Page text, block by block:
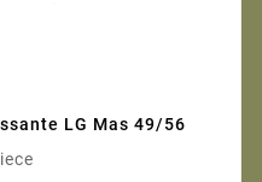
LG Mas 49/56